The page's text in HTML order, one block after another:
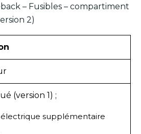
– Fusibles – compartiment
2)
(version 1) ;
supplémentaire